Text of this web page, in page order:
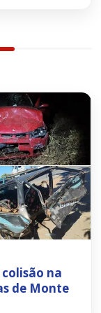
na
de Monte